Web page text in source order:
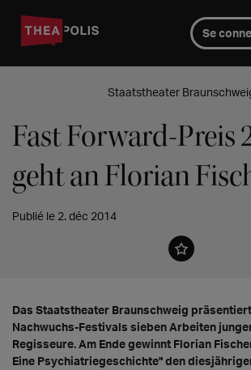
Se
Staatstheater
Fast Forward-Preis
geht an Florian
Publié le 2. déc 2014
Das Staatstheater Braunschweig
Nachwuchs-Festivals sieben Arbeiten
Regisseure. Am Ende gewinnt Florian
Eine Psychiatriegeschichte" den